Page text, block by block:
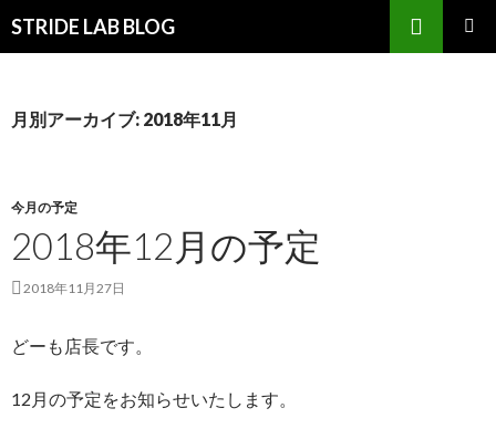
STRIDE LAB BLOG
索
ン
キ
ッ
プ
月別アーカイブ: 2018年11月
今月の予定
2018年12月の予定
2018年11月27日
どーも店長です。
12月の予定をお知らせいたします。